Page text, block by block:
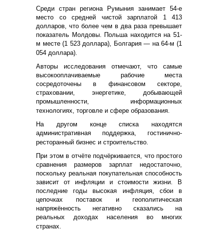
Среди стран региона Румыния занимает 54-е
место со средней чистой зарплатой 1 413
долларов, что более чем в два раза превышает
показатель Молдовы. Польша находится на 51-
м месте (1 523 доллара), Болгария — на 64-м (1
054 доллара).
Авторы исследования отмечают, что самые
высокооплачиваемые рабочие места
сосредоточены в финансовом секторе,
страховании, энергетике, добывающей
промышленности, информационных
технологиях, торговле и сфере образования.
На другом конце списка находятся
административная поддержка, гостинично-
ресторанный бизнес и строительство.
При этом в отчёте подчёркивается, что простого
сравнения размеров зарплат недостаточно,
поскольку реальная покупательная способность
зависит от инфляции и стоимости жизни. В
последние годы высокая инфляция, сбои в
цепочках поставок и геополитическая
напряжённость негативно сказались на
реальных доходах населения во многих
странах.